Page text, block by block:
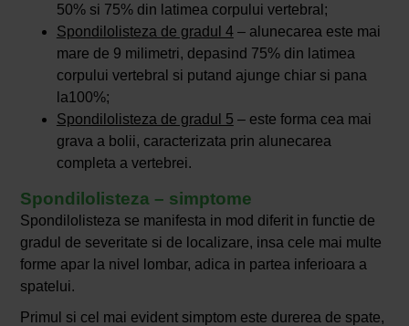
50% si 75% din latimea corpului vertebral;
Spondilolisteza de gradul 4– alunecarea este mai
mare de 9 milimetri, depasind 75% din latimea
corpului vertebral si putand ajunge chiar si pana
la100%;
Spondilolisteza de gradul 5 – este forma cea mai
grava a bolii, caracterizata prin alunecarea
completa a vertebrei.
Spondilolisteza – simptome
Spondilolisteza se manifesta in mod diferit in functie de
gradul de severitate si de localizare, insa cele mai multe
forme apar la nivel lombar, adica in partea inferioara a
spatelui.
Primul si cel mai evident simptom este durerea de spate,